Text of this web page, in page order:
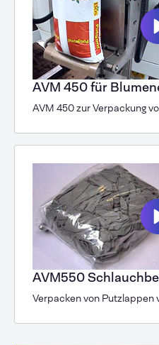
AVM 450 für
AVM 450 zur Verpackung
AVM550
Verpacken von Putzlappen